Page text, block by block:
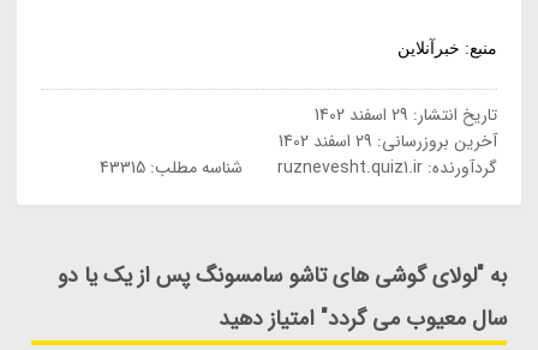
منبع: خبرآنلاین
تاریخ انتشار: 29 اسفند 1402
آخرین بروزرسانی: 29 اسفند 1402
گردآورنده:ruznevesht.quiz1.ir شناسه مطلب: 43315
به "لولای گوشی های تاشو سامسونگ پس از یک یا دو
سال معیوب می گردد" امتیاز دهید